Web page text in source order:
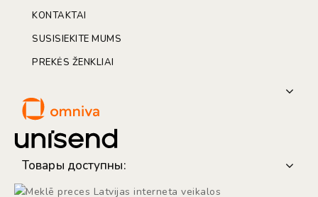
KONTAKTAI
SUSISIEKITE MUMS
PREKĖS ŽENKLIAI
Товары доступны: